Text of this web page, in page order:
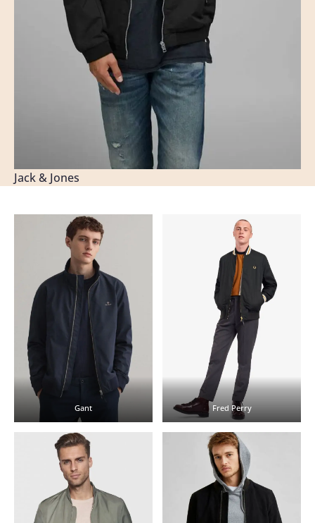
Jack & Jones
Gant Fred Perry